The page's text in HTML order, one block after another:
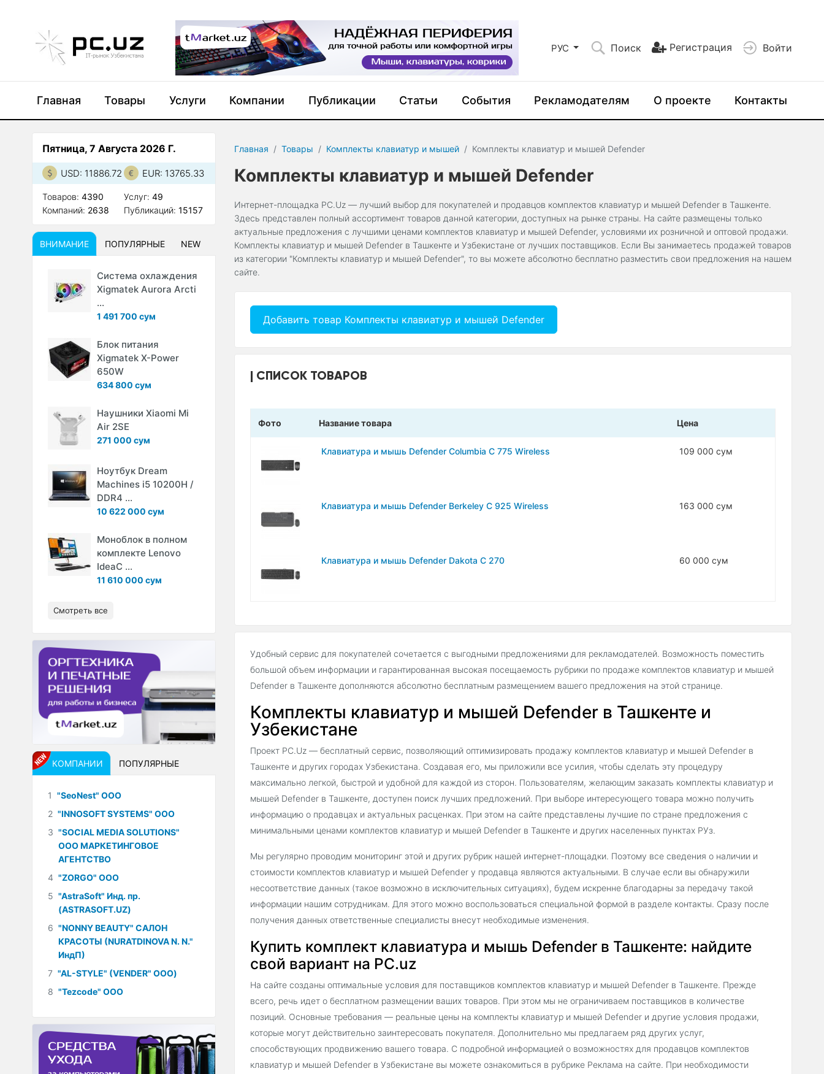
РУС Поиск Регистрация Войти
Главная Товары Услуги Компании Публикации Статьи События Рекламодателям О проекте Контакты
Главная Товары Комплекты клавиатур и мышей Комплекты клавиатур и мышей Defender
Комплекты клавиатур и мышей Defender
Интернет-площадка PC.Uz — лучший выбор для покупателей и продавцов комплектов клавиатур и мышей Defender в Ташкенте.
Здесь представлен полный ассортимент товаров данной категории, доступных на рынке страны. На сайте размещены только
актуальные предложения с лучшими ценами комплектов клавиатур и мышей Defender, условиями их розничной и оптовой продажи.
Комплекты клавиатур и мышей Defender в Ташкенте и Узбекистане от лучших поставщиков. Если Вы занимаетесь продажей товаров
из категории "Комплекты клавиатур и мышей Defender", то вы можете абсолютно бесплатно разместить свои предложения на нашем
сайте.
Добавить товар Комплекты клавиатур и мышей Defender
СПИСОК ТОВАРОВ
Фото Название товара Цена
Клавиатура и мышь Defender Columbia C 775 Wireless 109 000 сум
Клавиатура и мышь Defender Berkeley C 925 Wireless 163 000 сум
Клавиатура и мышь Defender Dakota C 270 60 000 сум
Удобный сервис для покупателей сочетается с выгодными предложениями для рекламодателей. Возможность поместить
большой объем информации и гарантированная высокая посещаемость рубрики по продаже комплектов клавиатур и мышей
Defender в Ташкенте дополняются абсолютно бесплатным размещением вашего предложения на этой странице.
Комплекты клавиатур и мышей Defender в Ташкенте и
Узбекистане
Проект PC.Uz — бесплатный сервис, позволяющий оптимизировать продажу комплектов клавиатур и мышей Defender в
Ташкенте и других городах Узбекистана. Создавая его, мы приложили все усилия, чтобы сделать эту процедуру
максимально легкой, быстрой и удобной для каждой из сторон. Пользователям, желающим заказать комплекты клавиатур и
мышей Defender в Ташкенте, доступен поиск лучших предложений. При выборе интересующего товара можно получить
информацию о продавцах и актуальных расценках. При этом на сайте представлены лучшие по стране предложения с
минимальными ценами комплектов клавиатур и мышей Defender в Ташкенте и других населенных пунктах РУз.
Мы регулярно проводим мониторинг этой и других рубрик нашей интернет-площадки. Поэтому все сведения о наличии и
стоимости комплектов клавиатур и мышей Defender у продавца являются актуальными. В случае если вы обнаружили
несоответствие данных (такое возможно в исключительных ситуациях), будем искренне благодарны за передачу такой
информации нашим сотрудникам. Для этого можно воспользоваться специальной формой в разделе контакты. Сразу после
получения данных ответственные специалисты внесут необходимые изменения.
Купить комплект клавиатура и мышь Defender в Ташкенте: найдите
свой вариант на PC.uz
На сайте созданы оптимальные условия для поставщиков комплектов клавиатур и мышей Defender в Ташкенте. Прежде
всего, речь идет о бесплатном размещении ваших товаров. При этом мы не ограничиваем поставщиков в количестве
позиций. Основные требования — реальные цены на комплекты клавиатур и мышей Defender и другие условия продажи,
которые могут действительно заинтересовать покупателя. Дополнительно мы предлагаем ряд других услуг,
способствующих продвижению вашего товара. С подробной информацией о возможностях для продавцов комплектов
клавиатур и мышей Defender в Узбекистане вы можете ознакомиться в рубрике Реклама на сайте. При необходимости
Пятница, 7 Августа 2026 Г.
USD: 11886.72 EUR: 13765.33
Товаров: 4390
Компаний: 2638
Услуг:49
Публикаций:15157
ВНИМАНИЕ ПОПУЛЯРНЫЕ NEW
Система охлаждения
Xigmatek Aurora Arcti
...
1 491 700 сум
Блок питания
Xigmatek X-Power
650W
634 800 сум
Наушники Xiaomi Mi
Air 2SE
271 000 сум
Ноутбук Dream
Machines i5 10200H /
DDR4 ...
10 622 000 сум
Моноблок в полном
комплекте Lenovo
IdeaC ...
11 610 000 сум
Смотреть все
КОМПАНИИ ПОПУЛЯРНЫЕ
1 "SeoNest" ООО
2 "INNOSOFT SYSTEMS" ООО
3 "SOCIAL MEDIA SOLUTIONS"
ООО МАРКЕТИНГОВОЕ
АГЕНТСТВО
4 "ZORGO" ООО
5 "AstraSoft" Инд. пр.
(ASTRASOFT.UZ)
6 "NONNY BEAUTY" САЛОН
КРАСОТЫ (NURATDINOVA N. N."
ИндП)
7 "AL-STYLE" (VENDER" ООО)
8 "Tezcode" ООО